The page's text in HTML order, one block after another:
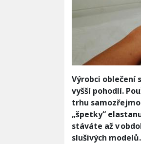
Výrobci oblečení
vyšší pohodlí.
trhu
„špetky“
stáváte až v
slušivých modelů.